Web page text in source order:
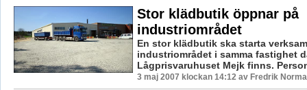
Stor klädbutik öppnar på
industriområdet
En stor klädbutik ska starta
industriområdet i samma fastighet
Lågprisvaruhuset Mejk finns.
3 maj 2007 klockan 14:12 av Fredrik